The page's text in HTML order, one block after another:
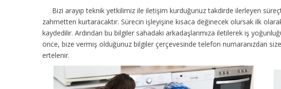
Bizi arayıp teknik yetkilimiz ile iletişim kurduğunuz takdirde ilerleyen
zahmetten kurtaracaktır. Sürecin işleyişine kısaca değinecek olursak ilk
kaydedilir. Ardından bu bilgiler sahadaki arkadaşlarımıza iletilerek iş
önce, bize vermiş olduğunuz bilgiler çerçevesinde telefon numaranızdan
ertelenir.